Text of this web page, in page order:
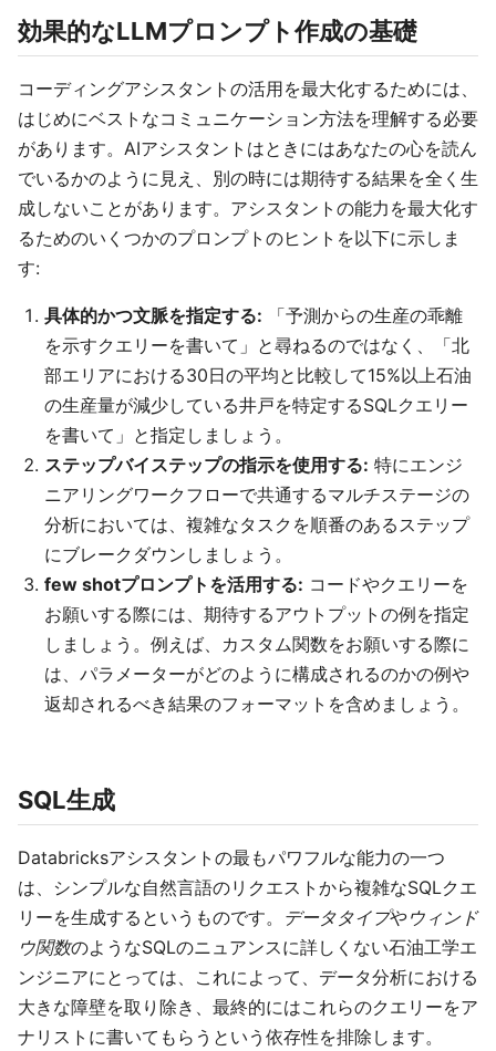
効果的なLLMプロンプト作成の基礎
コーディングアシスタントの活用を最大化するためには、
はじめにベストなコミュニケーション方法を理解する必要
があります。AIアシスタントはときにはあなたの心を読ん
でいるかのように見え、別の時には期待する結果を全く生
成しないことがあります。アシスタントの能力を最大化す
るためのいくつかのプロンプトのヒントを以下に示しま
す:
具体的かつ文脈を指定する: 「予測からの生産の乖離
を示すクエリーを書いて」と尋ねるのではなく、「北
部エリアにおける30日の平均と比較して15%以上石油
の生産量が減少している井戸を特定するSQLクエリー
を書いて」と指定しましょう。
ステップバイステップの指示を使用する: 特にエンジ
ニアリングワークフローで共通するマルチステージの
分析においては、複雑なタスクを順番のあるステップ
にブレークダウンしましょう。
few shotプロンプトを活用する: コードやクエリーを
お願いする際には、期待するアウトプットの例を指定
しましょう。例えば、カスタム関数をお願いする際に
は、パラメーターがどのように構成されるのかの例や
返却されるべき結果のフォーマットを含めましょう。
SQL生成
Databricksアシスタントの最もパワフルな能力の一つ
は、シンプルな自然言語のリクエストから複雑なSQLクエ
リーを生成するというものです。 データタイプやウィンド
ウ関数のようなSQLのニュアンスに詳しくない石油工学エ
ンジニアにとっては、これによって、データ分析における
大きな障壁を取り除き、最終的にはこれらのクエリーをア
ナリストに書いてもらうという依存性を排除します。